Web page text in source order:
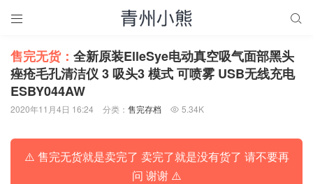
 
售完无货： 全新原装ElleSye电动真空吸气面部黑头
痤疮毛孔清洁仪 3 吸头3 模式 可喷雾 USB无线充电
ESBY044AW
2020年11月4日 16:24 分类： 售完存档  5.34K
⚠️ 售完无货就是卖完了 卖完了就是没有货了 请不要再
问 谢谢 ⚠️